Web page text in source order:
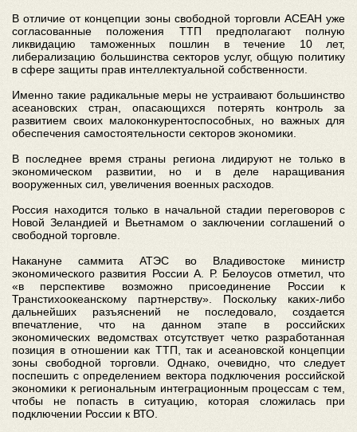
В отличие от концепции зоны свободной торговли АСЕАН уже
согласованные положения ТТП предполагают полную
ликвидацию таможенных пошлин в течение 10 лет,
либерализацию большинства секторов услуг, общую политику
в сфере защиты прав интеллектуальной собственности.
Именно такие радикальные меры не устраивают большинство
асеановских стран, опасающихся потерять контроль за
развитием своих малоконкурентоспособных, но важных для
обеспечения самостоятельности секторов экономики.
В последнее время страны региона лидируют не только в
экономическом развитии, но и в деле наращивания
вооруженных сил, увеличения военных расходов.
Россия находится только в начальной стадии переговоров с
Новой Зеландией и Вьетнамом о заключении соглашений о
свободной торговле.
Накануне саммита АТЭС во Владивостоке министр
экономического развития России А. Р. Белоусов отметил, что
«в перспективе возможно присоединение России к
Транстихоокеанскому партнерству». Поскольку каких-либо
дальнейших разъяснений не последовало, создается
впечатление, что на данном этапе в российских
экономических ведомствах отсутствует четко разработанная
позиция в отношении как ТТП, так и асеановской концепции
зоны свободной торговли. Однако, очевидно, что следует
поспешить с определением вектора подключения российской
экономики к региональным интеграционным процессам с тем,
чтобы не попасть в ситуацию, которая сложилась при
подключении России к ВТО.